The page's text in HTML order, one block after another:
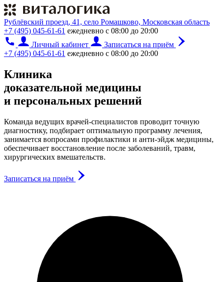
Рублёвский проезд, 41, село Ромашково, Московская область
+7 (495) 045-61-61 ежедневно с 08:00 до 20:00
Личный кабинет
Записаться на приём
+7 (495) 045-61-61 ежедневно с 08:00 до 20:00
Клиника
доказательной медицины
и персональных решений
Команда ведущих врачей-специалистов проводит точную
диагностику, подбирает оптимальную программу лечения,
занимается вопросами профилактики и анти-эйдж медицины,
обеспечивает восстановление после заболеваний, травм,
хирургических вмешательств.
Записаться на приём